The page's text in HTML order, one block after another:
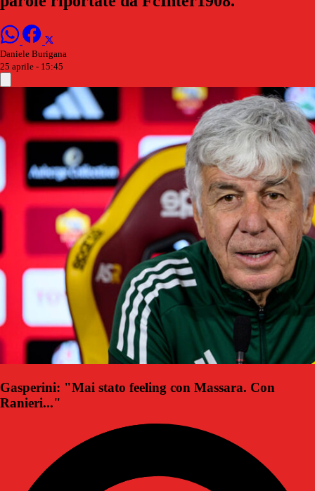
Daniele Burigana
25 aprile - 15:45
Gasperini: "Mai stato feeling con Massara. Con
Ranieri..."